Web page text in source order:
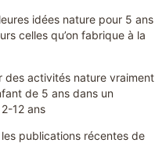
idées nature pour 5 ans
celles qu’on fabrique à la
des activités nature vraiment
de 5 ans dans un
12 ans
publications récentes de